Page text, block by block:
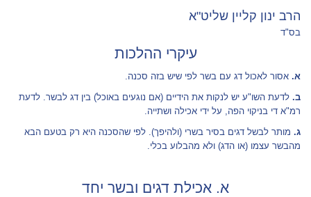
הרב ינון קליין שליט"א
בס"ד
עיקרי ההלכות
א. אסור לאכול דג עם בשר לפי שיש בזה סכנה.
ב. לדעת השו"ע יש לנקות את הידיים (אם נוגעים באוכל) בין דג לבשר. לדעת
רמ"א די בניקוי הפה, על ידי אכילה ושתייה.
ג. מותר לבשל דגים בסיר בשרי (ולהיפך). לפי שהסכנה היא רק בטעם הבא
מהבשר עצמו (או הדג) ולא מהבלוע בכלי.
א. אכילת דגים ובשר יחד